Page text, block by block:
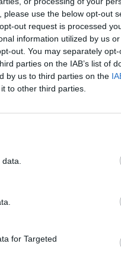
use the below opt-out
out request is processed
information utilized by us
out. You may separately
parties on the IAB’s list of
by us to third parties on the
to other third parties.
for Targeted
e distribuzione di
all’esercizio
7% rispetto al
raggiunga
miglioramento di
tre anni. Il
la solidità e
per un valore di